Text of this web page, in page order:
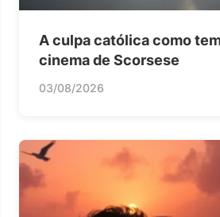
A culpa católica como
cinema de Scorsese
03/08/2026